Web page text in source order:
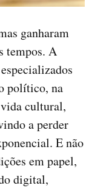
ganharam
tempos. A
político, na
cultural,
a perder
E não
em papel,
digital,